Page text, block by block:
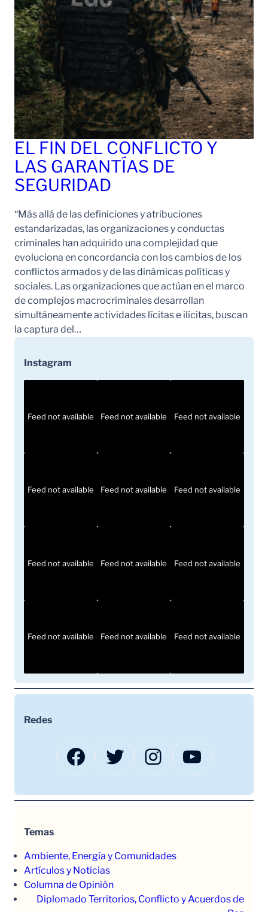
EL FIN DEL CONFLICTO Y
LAS GARANTÍAS DE
SEGURIDAD
“Más allá de las definiciones y atribuciones
estandarizadas, las organizaciones y conductas
criminales han adquirido una complejidad que
evoluciona en concordancia con los cambios de los
conflictos armados y de las dinámicas políticas y
sociales. Las organizaciones que actúan en el marco
de complejos macrocriminales desarrollan
simultáneamente actividades lícitas e ilícitas, buscan
la captura del…
Instagram
Feed not available Feed not available Feed not available
Feed not available Feed not available Feed not available
Feed not available Feed not available Feed not available
Feed not available Feed not available Feed not available
Redes
Facebook Twitter Instagram YouTube
Temas
Ambiente, Energía y Comunidades
Artículos y Noticias
Columna de Opinión
Diplomado Territorios, Conflicto y Acuerdos de